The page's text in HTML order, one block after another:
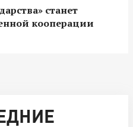
станет
кооперации